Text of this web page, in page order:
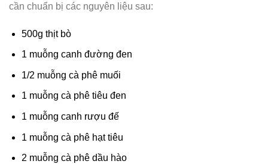
cần chuẩn bị các nguyên liệu sau:
500g thịt bò
1 muỗng canh đường đen
1/2 muỗng cà phê muối
1 muỗng cà phê tiêu đen
1 muỗng canh rượu đế
1 muỗng cà phê hạt tiêu
2 muỗng cà phê dầu hào